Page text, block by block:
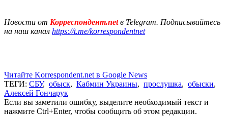
Новости от Корреспондент.netв Telegram. Подписывайтесь
на наш канал https://t.me/korrespondentnet
Читайте Korrespondent.net в Google News
ТЕГИ: СБУ, обыск, Кабмин Украины, прослушка, обыски,
Алексей Гончарук
Если вы заметили ошибку, выделите необходимый текст и
нажмите Ctrl+Enter, чтобы сообщить об этом редакции.